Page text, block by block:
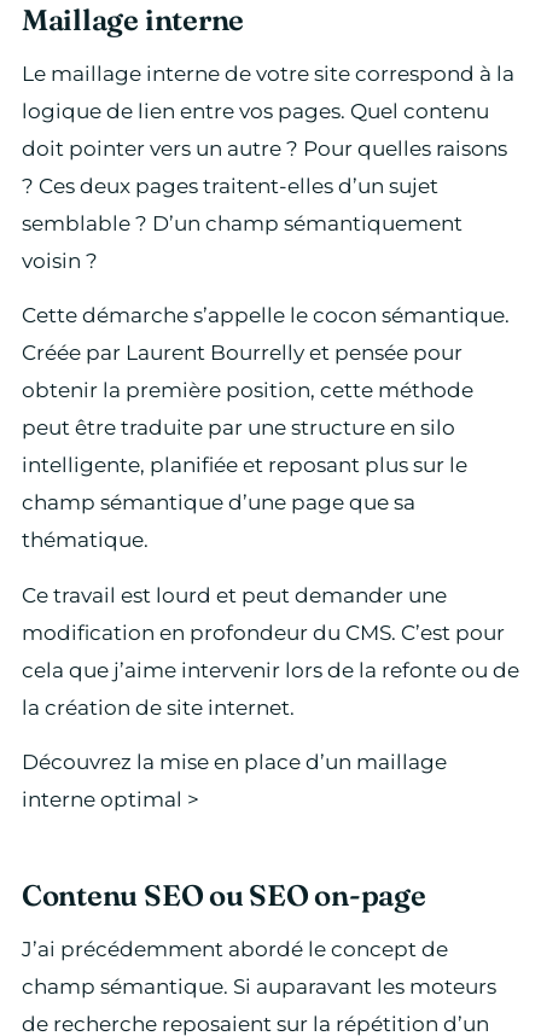
Maillage interne
Le maillage interne de votre site correspond à la
logique de lien entre vos pages. Quel contenu
doit pointer vers un autre ? Pour quelles raisons
? Ces deux pages traitent-elles d’un sujet
semblable ? D’un champ sémantiquement
voisin ?
Cette démarche s’appelle le cocon sémantique.
Créée par Laurent Bourrelly et pensée pour
obtenir la première position, cette méthode
peut être traduite par une structure en silo
intelligente, planifiée et reposant plus sur le
champ sémantique d’une page que sa
thématique.
Ce travail est lourd et peut demander une
modification en profondeur du CMS. C’est pour
cela que j’aime intervenir lors de la refonte ou de
la création de site internet.
Découvrez la mise en place d’un maillage
interne optimal >
Contenu SEO ou SEO on-page
J’ai précédemment abordé le concept de
champ sémantique. Si auparavant les moteurs
de recherche reposaient sur la répétition d’un